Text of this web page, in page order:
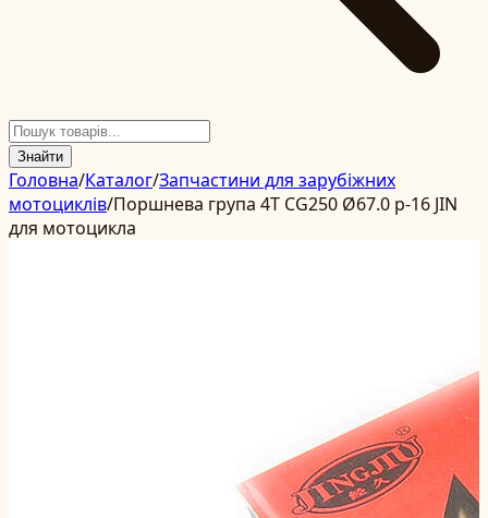
Знайти
Головна/Каталог/Запчастини для зарубіжних
мотоциклів/Поршнева група 4T CG250 Ø67.0 p-16 JIN
для мотоцикла